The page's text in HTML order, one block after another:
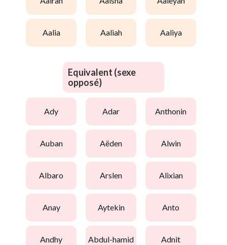
aalia aaliah aaliya
Equivalent (sexe
opposé)
ady adar anthonin
auban aëden alwin
albaro arslen alixian
anay aytekin anto
andhy abdul-hamid adnit